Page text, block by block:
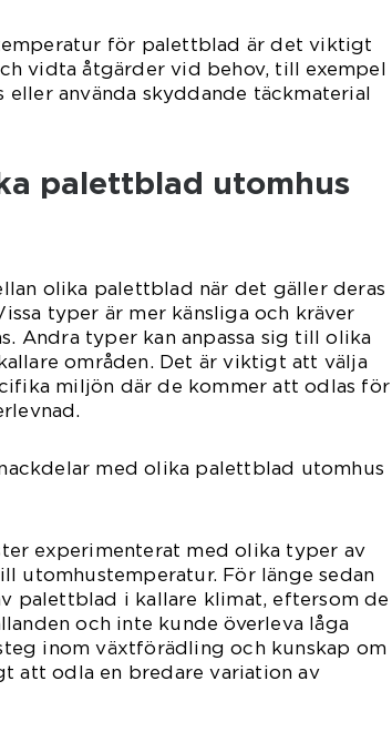
för palettblad är det viktigt
vidta åtgärder vid behov, till exempel
använda skyddande täckmaterial
palettblad utomhus
olika palettblad när det gäller deras
typer är mer känsliga och kräver
Andra typer kan anpassa sig till olika
områden. Det är viktigt att välja
miljön där de kommer att odlas för
med olika palettblad utomhus
experimenterat med olika typer av
utomhustemperatur. För länge sedan
palettblad i kallare klimat, eftersom de
och inte kunde överleva låga
inom växtförädling och kunskap om
att odla en bredare variation av